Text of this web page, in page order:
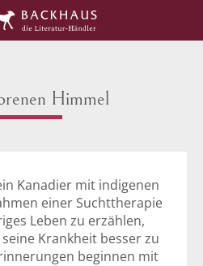
Himmel
Kanadier mit indigenen
einer Suchttherapie
Leben zu erzählen,
Krankheit besser zu
beginnen mit